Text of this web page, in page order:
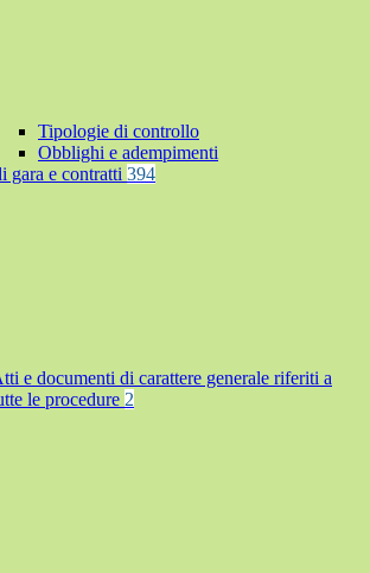
Tipologie di controllo
Obblighi e adempimenti
gara e contratti 394
e documenti di carattere generale riferiti a
le procedure 2